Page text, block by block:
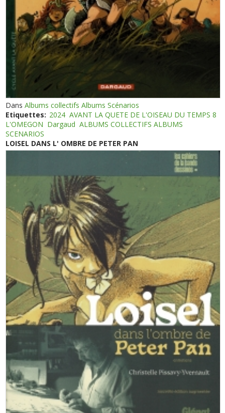
DansAlbums collectifs Albums Scénarios
Etiquettes: 2024 AVANT LA QUETE DE L'OISEAU DU TEMPS 8
L'OMEGON Dargaud ALBUMS COLLECTIFS ALBUMS
SCENARIOS
LOISEL DANS L' OMBRE DE PETER PAN